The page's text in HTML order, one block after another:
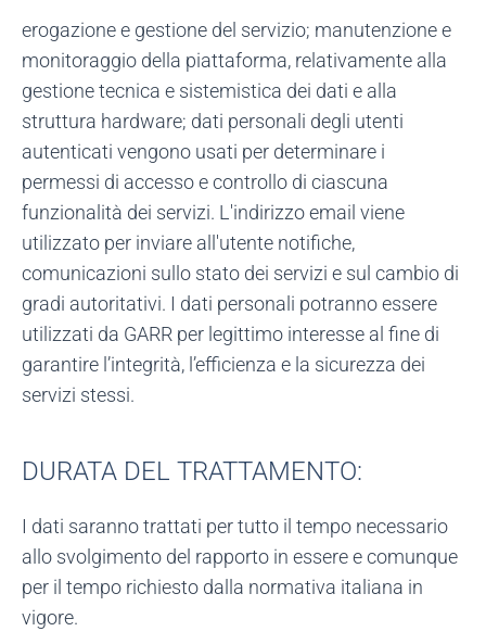
erogazione e gestione del servizio; manutenzione e
monitoraggio della piattaforma, relativamente alla
gestione tecnica e sistemistica dei dati e alla
struttura hardware; dati personali degli utenti
autenticati vengono usati per determinare i
permessi di accesso e controllo di ciascuna
funzionalità dei servizi. L'indirizzo email viene
utilizzato per inviare all'utente notifiche,
comunicazioni sullo stato dei servizi e sul cambio di
gradi autoritativi. I dati personali potranno essere
utilizzati da GARR per legittimo interesse al fine di
garantire l’integrità, l’efficienza e la sicurezza dei
servizi stessi.
DURATA DEL TRATTAMENTO:
I dati saranno trattati per tutto il tempo necessario
allo svolgimento del rapporto in essere e comunque
per il tempo richiesto dalla normativa italiana in
vigore.